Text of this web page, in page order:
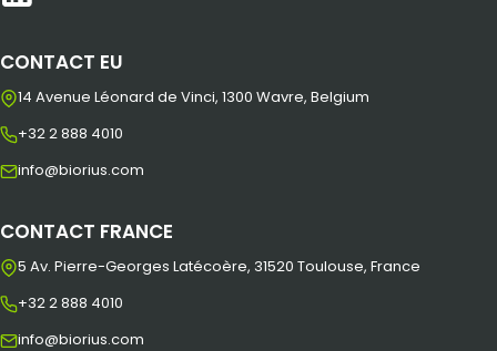
CONTACT EU
14 Avenue Léonard de Vinci, 1300 Wavre, Belgium
+32 2 888 4010
info@biorius.com
CONTACT FRANCE
5 Av. Pierre-Georges Latécoère, 31520 Toulouse, France
+32 2 888 4010
info@biorius.com